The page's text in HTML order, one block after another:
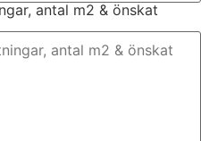
antal m2 & önskat